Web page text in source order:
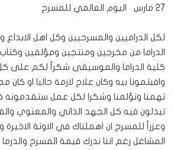
27 مارس اليوم العالمي للمسرح
لكل الدراميين والمسرحيين وكل اهل
الدراما من مخرجين ومنتجين ومؤلفين
كلية الدراما والموسيقى شكرأ لكم على
وافيتمونا بيه وكان علاج لازمة حاليا او
تهمنا وتؤلمنا وشكرا لكل عمل ستقدمونه
تبذلون فيه كل الجهد الذاتي والمعنوي
وعزرأ للمسرح ان اهملناك في الاونة الاخيرة
المشاغل رغم اننا ندرك قيمة المسرح